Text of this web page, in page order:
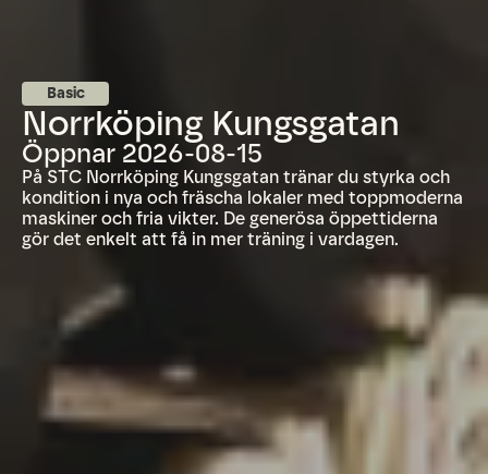
Basic
Norrköping Kungsgatan
Öppnar 2026-08-15
På STC Norrköping Kungsgatan tränar du styrka och
kondition i nya och fräscha lokaler med toppmoderna
maskiner och fria vikter. De generösa öppettiderna
gör det enkelt att få in mer träning i vardagen.